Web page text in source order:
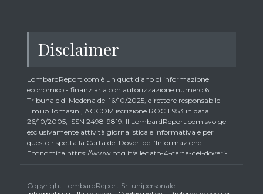
Disclaimer
LombardReport.com è un quotidiano di informazione
economico - finanziaria con autorizzazione numero 6
Tribunale di Modena del 16/10/2025, direttore responsabile
Emilio Tomasini, AGCOM iscrizione ROC 11953 in data
26/10/2005, ISSN 2498-9819. Il LombardReport.com svolge
esclusivamente attività giornalistica e informativa e per
questo rispetta la Carta dei Doveri dell’Informazione
Economica https://www.odg.it/allegato-4-carta-dei-doveri-
essere consapevoli che i collaboratori di LombardReport.com
Copyright LombardReport Srl unipersonale.